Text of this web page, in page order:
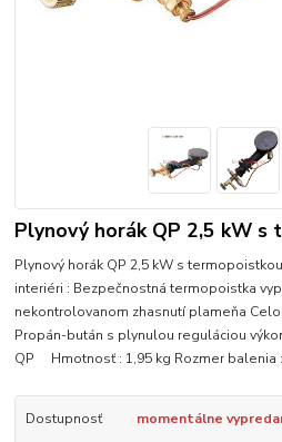
Plynový horák QP 2,5 kW s
Plynový horák QP 2,5 kW s
interiéri : Bezpečnostná termopoistka
nekontrolovanom zhasnutí plameňa
Propán-bután s plynulou reguláciou
QP Hmotnosť : 1,95 kg Rozmer balenia :
Dostupnosť momentálne